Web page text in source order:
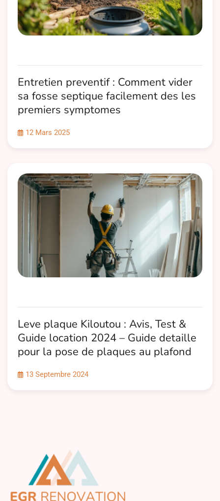
Entretien preventif : Comment vider
sa fosse septique facilement des les
premiers symptomes
12 Mars 2025
Leve plaque Kiloutou : Avis, Test &
Guide location 2024 – Guide detaille
pour la pose de plaques au plafond
13 Septembre 2024